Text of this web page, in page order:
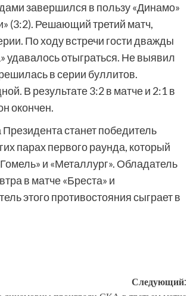
завершился в пользу «Динамо»
(3:2). Решающий третий матч,
По ходу встречи гости дважды
удавалось отыграться. Не выявил
в серии буллитов.
В результате 3:2 в матче и 2:1 в
окончен.
станет победитель
парах первого раунда, который
и «Металлург». Обладатель
в матче «Бреста» и
этого противостояния сыграет в
Следующий: